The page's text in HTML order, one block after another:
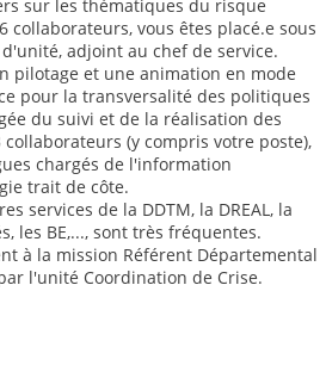
sur les thématiques du risque
collaborateurs, vous êtes placé.e sous
adjoint au chef de service.
pilotage et une animation en mode
pour la transversalité des politiques
du suivi et de la réalisation des
collaborateurs (y compris votre poste),
chargés de l'information
trait de côte.
services de la DDTM, la DREAL, la
les BE,..., sont très fréquentes.
à la mission Référent Départemental
l'unité Coordination de Crise.